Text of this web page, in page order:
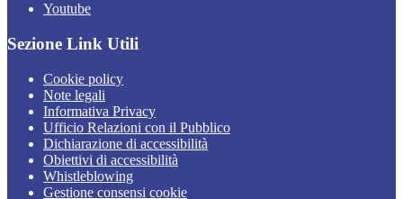
Youtube
Sezione Link Utili
Cookie policy
Note legali
Informativa Privacy
Ufficio Relazioni con il Pubblico
Dichiarazione di accessibilità
Obiettivi di accessibilità
Whistleblowing
Gestione consensi cookie